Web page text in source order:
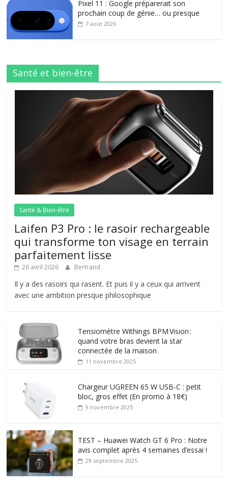
Pixel 11 : Google préparerait son
prochain coup de génie… ou presque
7 août 2026
Santé et bien-être
Santé & Bien-être
Laifen P3 Pro : le rasoir rechargeable
qui transforme ton visage en terrain
parfaitement lisse
26 avril 2026 Bertrand
Il y a des rasoirs qui rasent. Et puis il y a ceux qui arrivent
avec une ambition presque philosophique
Tensiomètre Withings BPM Vision :
quand votre bras devient la star
connectée de la maison
11 novembre 2025
Chargeur UGREEN 65 W USB-C : petit
bloc, gros effet (En promo à 18€)
9 novembre 2025
TEST – Huawei Watch GT 6 Pro : Notre
avis complet après 4 semaines d’essai !
29 septembre 2025